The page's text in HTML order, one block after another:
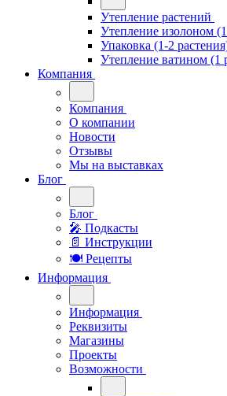
Утепление растений
Утепление изолоном
Упаковка (1-2
Утепление ватином (1
Компания
Компания
О компании
Новости
Отзывы
Мы на выставках
Блог
Блог
🎤︎︎ Подкасты
📄 Инструкции
🍽 Рецепты
Информация
Информация
Реквизиты
Магазины
Проекты
Возможности